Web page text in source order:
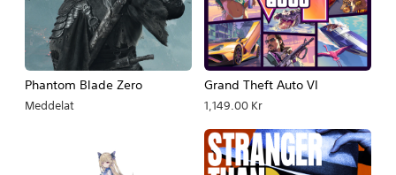
Phantom Blade Zero
Meddelat
Grand Theft Auto VI
1,149.00 Kr